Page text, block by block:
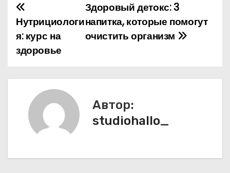
Н
а
в
и
и
Здоровый детокс: 3
напитка, которые помогут
очистить организм
Нутрициологи
я: курс на
здоровье
Автор:
studiohallo_